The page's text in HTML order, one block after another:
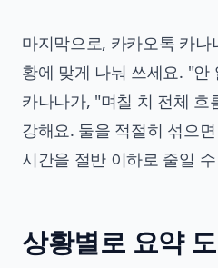
마지막으로, 카카오톡 카
황에 맞게 나눠 쓰세요. "안
카나나가, "며칠 치 전체 흐
강해요. 둘을 적절히 섞으
시간을 절반 이하로 줄일
상황별로 요약